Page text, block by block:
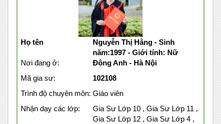
Họ tên
Nguyễn Thị Hằng - Sinh
năm:1997 - Giới tính: Nữ
Nơi đang ở:
Đông Anh - Hà Nội
Mã gia sư:
102108
Trình độ chuyên môn: Giáo viên
Nhận dạy các lớp:
Gia Sư Lớp 10 , Gia Sư Lớp 11 ,
Gia Sư Lớp 12 , Gia Sư Lớp 4 ,